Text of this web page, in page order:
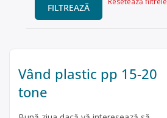
FILTREAZĂ
Vând plastic pp 15-20
tone